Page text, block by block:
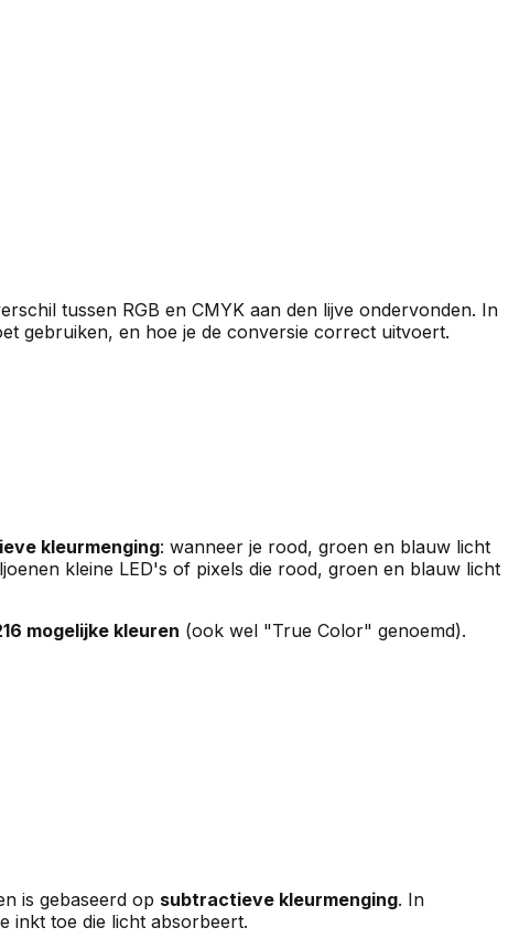
tussen RGB en CMYK aan den lijve ondervonden. In
gebruiken, en hoe je de conversie correct uitvoert.
kleurmenging: wanneer je rood, groen en blauw licht
kleine LED's of pixels die rood, groen en blauw licht
mogelijke kleuren (ook wel "True Color" genoemd).
is gebaseerd op subtractieve kleurmenging. In
inkt toe die licht absorbeert.